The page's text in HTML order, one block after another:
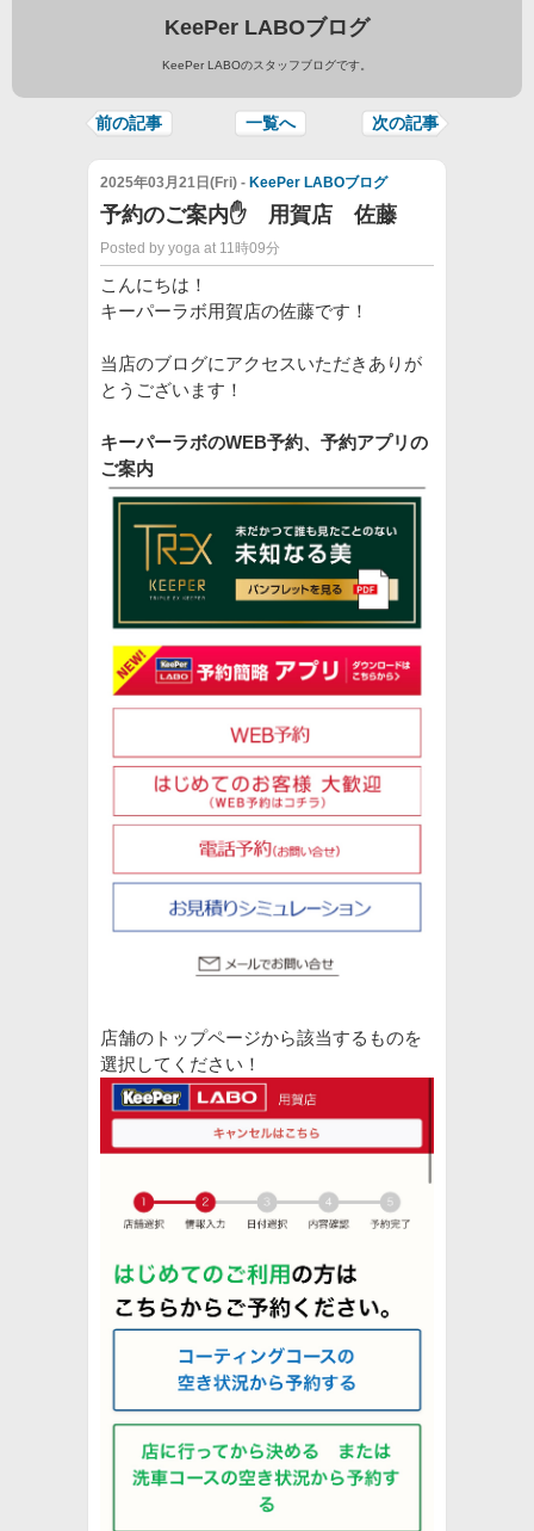
KeePer LABOブログ
KeePer LABOのスタッフブログです。
前の記事 一覧へ 次の記事
2025年03月21日(Fri) - KeePer LABOブログ
予約のご案内✋ 用賀店 佐藤
Posted by yoga at 11時09分
こんにちは！
キーパーラボ用賀店の佐藤です！
当店のブログにアクセスいただきありが
とうございます！
キーパーラボのWEB予約、予約アプリの
ご案内
店舗のトップページから該当するものを
選択してください！